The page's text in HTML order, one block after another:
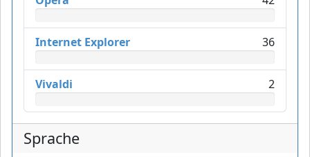
Internet Explorer 36
Vivaldi 2
Sprache